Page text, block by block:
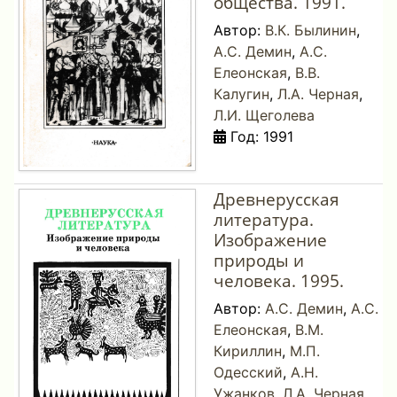
Автор: В.К. Былинин,
А.С. Демин, А.С.
Елеонская, В.В.
Калугин, Л.А. Черная,
Л.И. Щеголева
Год: 1991
Древнерусская
литература.
Изображение
природы и
человека. 1995.
Автор: А.С. Демин, А.С.
Елеонская, В.М.
Кириллин, М.П.
Одесский, А.Н.